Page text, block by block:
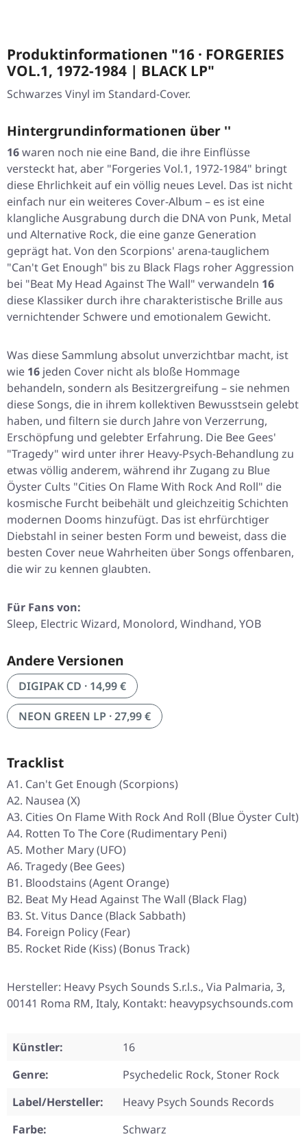
Produktinformationen "16 · FORGERIES
VOL.1, 1972-1984 | BLACK LP"
Schwarzes Vinyl im Standard-Cover.
Hintergrundinformationen über ''
16waren noch nie eine Band, die ihre Einflüsse
versteckt hat, aber "Forgeries Vol.1, 1972-1984" bringt
diese Ehrlichkeit auf ein völlig neues Level. Das ist nicht
einfach nur ein weiteres Cover-Album – es ist eine
klangliche Ausgrabung durch die DNA von Punk, Metal
und Alternative Rock, die eine ganze Generation
geprägt hat. Von den Scorpions' arena-tauglichem
"Can't Get Enough" bis zu Black Flags roher Aggression
bei "Beat My Head Against The Wall" verwandeln 16
diese Klassiker durch ihre charakteristische Brille aus
vernichtender Schwere und emotionalem Gewicht.
Was diese Sammlung absolut unverzichtbar macht, ist
wie 16 jeden Cover nicht als bloße Hommage
behandeln, sondern als Besitzergreifung – sie nehmen
diese Songs, die in ihrem kollektiven Bewusstsein gelebt
haben, und filtern sie durch Jahre von Verzerrung,
Erschöpfung und gelebter Erfahrung. Die Bee Gees'
"Tragedy" wird unter ihrer Heavy-Psych-Behandlung zu
etwas völlig anderem, während ihr Zugang zu Blue
Öyster Cults "Cities On Flame With Rock And Roll" die
kosmische Furcht beibehält und gleichzeitig Schichten
modernen Dooms hinzufügt. Das ist ehrfürchtiger
Diebstahl in seiner besten Form und beweist, dass die
besten Cover neue Wahrheiten über Songs offenbaren,
die wir zu kennen glaubten.
Für Fans von:
Sleep, Electric Wizard, Monolord, Windhand, YOB
Andere Versionen
DIGIPAK CD · 14,99 €
NEON GREEN LP · 27,99 €
Tracklist
A1. Can't Get Enough (Scorpions)
A2. Nausea (X)
A3. Cities On Flame With Rock And Roll (Blue Öyster Cult)
A4. Rotten To The Core (Rudimentary Peni)
A5. Mother Mary (UFO)
A6. Tragedy (Bee Gees)
B1. Bloodstains (Agent Orange)
B2. Beat My Head Against The Wall (Black Flag)
B3. St. Vitus Dance (Black Sabbath)
B4. Foreign Policy (Fear)
B5. Rocket Ride (Kiss) (Bonus Track)
Hersteller: Heavy Psych Sounds S.r.l.s., Via Palmaria, 3,
00141 Roma RM, Italy, Kontakt: heavypsychsounds.com
Künstler:
16
Genre:
Psychedelic Rock, Stoner Rock
Label/Hersteller:
Heavy Psych Sounds Records
Farbe:
Schwarz